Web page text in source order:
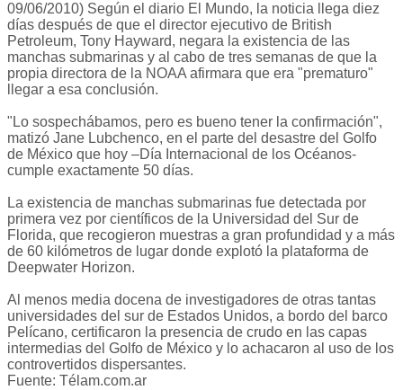
09/06/2010) Según el diario El Mundo, la noticia llega diez
días después de que el director ejecutivo de British
Petroleum, Tony Hayward, negara la existencia de las
manchas submarinas y al cabo de tres semanas de que la
propia directora de la NOAA afirmara que era "prematuro"
llegar a esa conclusión.
"Lo sospechábamos, pero es bueno tener la confirmación",
matizó Jane Lubchenco, en el parte del desastre del Golfo
de México que hoy –Día Internacional de los Océanos-
cumple exactamente 50 días.
La existencia de manchas submarinas fue detectada por
primera vez por científicos de la Universidad del Sur de
Florida, que recogieron muestras a gran profundidad y a más
de 60 kilómetros de lugar donde explotó la plataforma de
Deepwater Horizon.
Al menos media docena de investigadores de otras tantas
universidades del sur de Estados Unidos, a bordo del barco
Pelícano, certificaron la presencia de crudo en las capas
intermedias del Golfo de México y lo achacaron al uso de los
controvertidos dispersantes.
Fuente: Télam.com.ar